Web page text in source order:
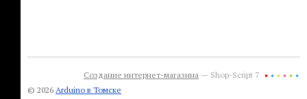
Создание интернет-магазина — Shop-Script 7
© 2026 Arduino в Томске